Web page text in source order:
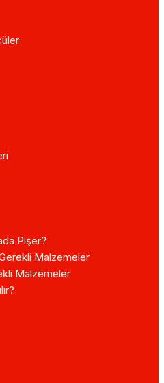
Pişer?
Gerekli Malzemeler
Malzemeler